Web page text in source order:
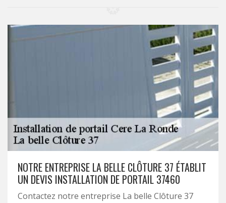
NOTRE ENTREPRISE LA BELLE CLÔTURE 37 ÉTABLIT
UN DEVIS INSTALLATION DE PORTAIL 37460
Contactez notre entreprise La belle Clôture 37